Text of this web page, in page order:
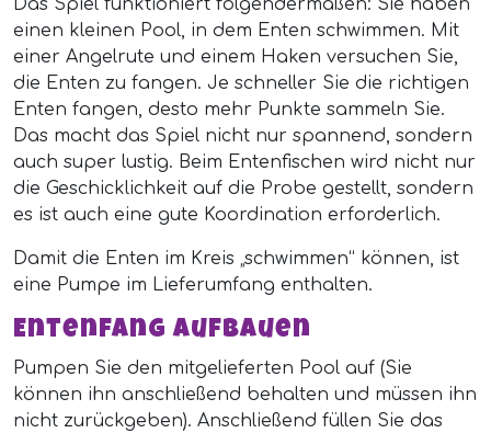
Das Spiel funktioniert folgendermaßen: Sie haben
einen kleinen Pool, in dem Enten schwimmen. Mit
einer Angelrute und einem Haken versuchen Sie,
die Enten zu fangen. Je schneller Sie die richtigen
Enten fangen, desto mehr Punkte sammeln Sie.
Das macht das Spiel nicht nur spannend, sondern
auch super lustig. Beim Entenfischen wird nicht nur
die Geschicklichkeit auf die Probe gestellt, sondern
es ist auch eine gute Koordination erforderlich.
Damit die Enten im Kreis „schwimmen“ können, ist
eine Pumpe im Lieferumfang enthalten.
Entenfang aufbauen
Pumpen Sie den mitgelieferten Pool auf (Sie
können ihn anschließend behalten und müssen ihn
nicht zurückgeben). Anschließend füllen Sie das